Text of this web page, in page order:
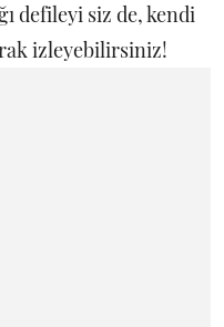
defileyi siz de, kendi
izleyebilirsiniz!